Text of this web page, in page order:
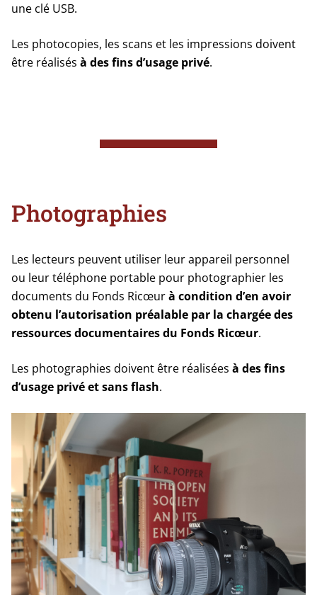
une clé USB.
Les photocopies, les scans et les impressions doivent
être réalisés à des fins d’usage privé.
Photographies
Les lecteurs peuvent utiliser leur appareil personnel
ou leur téléphone portable pour photographier les
documents du Fonds Ricœurà condition d’en avoir
obtenu l’autorisation préalable par la chargée des
ressources documentaires du Fonds Ricœur.
Les photographies doivent être réalisées à des fins
d’usage privé et sans flash.